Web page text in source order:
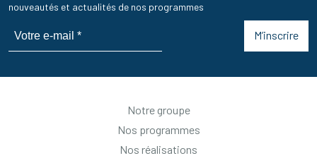
nouveautés et actualités de nos programmes
M’inscrire
Notre groupe
Nos programmes
Nos réalisations